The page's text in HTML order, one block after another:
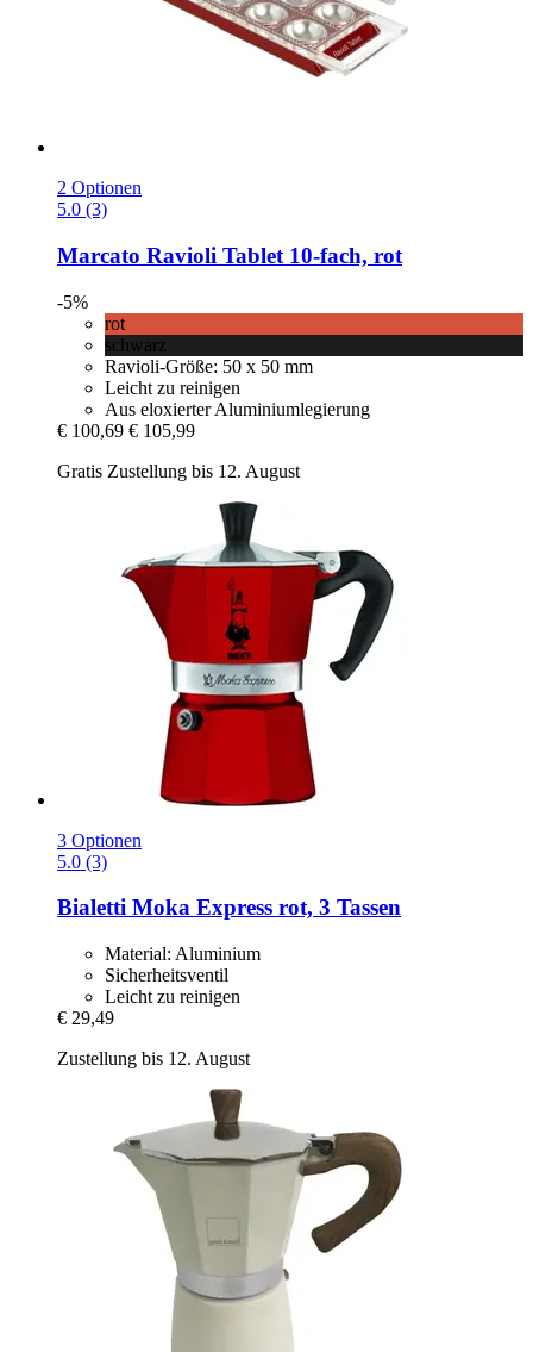
2 Optionen
5.0 (3)
Marcato Ravioli Tablet 10-​fach, rot
-5%
rot
schwarz
Ravioli-Größe: 50 x 50 mm
Leicht zu reinigen
Aus eloxierter Aluminiumlegierung
€ 100,69 € 105,99
Gratis Zustellung bis 12. August
3 Optionen
5.0 (3)
Bialetti Moka Express rot, 3 Tassen
Material: Aluminium
Sicherheitsventil
Leicht zu reinigen
€ 29,49
Zustellung bis 12. August